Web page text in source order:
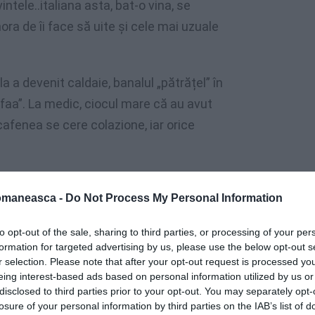
- Do Not Process My Personal Information
opt-out of the sale, sharing to third parties, or processing of your
for targeted advertising by us, please use the below opt-out
selection. Please note that after your opt-out request is processed
interest-based ads based on personal information utilized by us
to third parties prior to your opt-out. You may separately
of your personal information by third parties on the IAB’s list of
asta, bat-o vina, se
de îi face să uite și cele mai uzuale
a devenit caldaie, banalul „pătrățel” în
La medic, ciocul mare că au avut
se cere colazione, iar orice
să-ți dau precedenza pentru că tu
capito?!” Ba mai ești și trimis in quel
vorbi corect…una dintre limbi măcar, la
caz, felicitări celor care chiar și dupa
atât în limba maternă cât și în limba țării